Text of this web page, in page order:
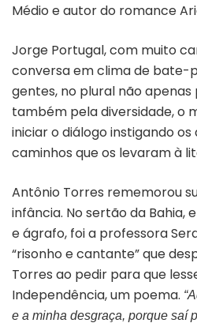
Médio e autor do romance
Jorge Portugal, com muito
conversa em clima de bate-
gentes, no plural não apenas
também pela diversidade, o
iniciar o diálogo instigando
caminhos que os levaram à
Antônio Torres rememorou
infância. No sertão da Bahia,
e ágrafo, foi a professora
“risonho e cantante” que
Torres ao pedir para que
Independência, um poema.
e a minha desgraça, porque saí